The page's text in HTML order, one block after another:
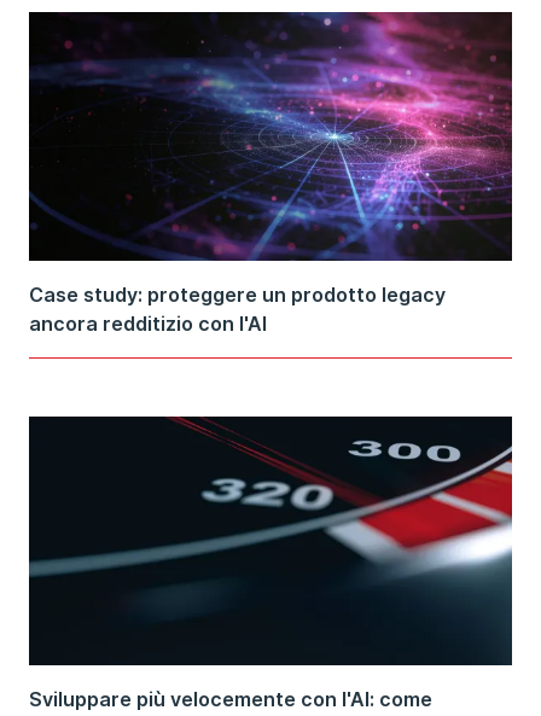
Case study: proteggere un prodotto legacy
ancora redditizio con l'AI
Sviluppare più velocemente con l'Al: come